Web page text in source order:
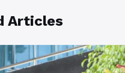
Articles